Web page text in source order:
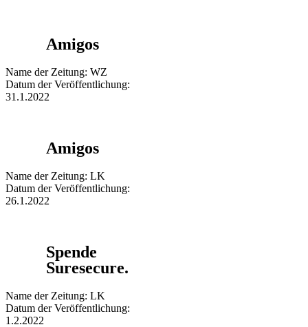
Amigos
Name der Zeitung: WZ
Datum der Veröffentlichung:
31.1.2022
Amigos
Name der Zeitung: LK
Datum der Veröffentlichung:
26.1.2022
Spende
Suresecure.
Name der Zeitung: LK
Datum der Veröffentlichung:
1.2.2022